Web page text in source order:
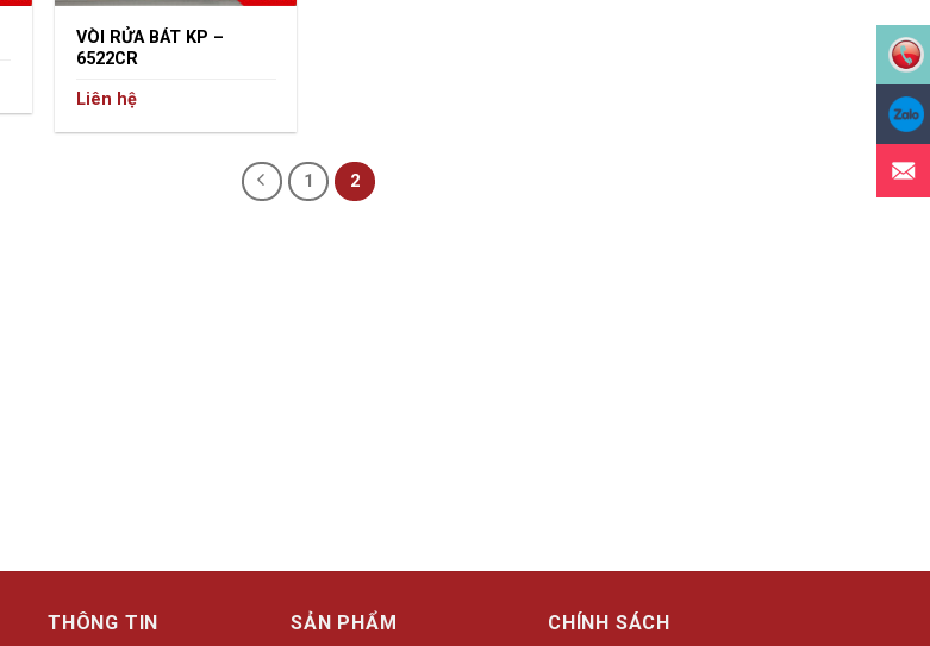
VÒI RỬA BÁT KP –
6522CR
Liên hệ
1 2
THÔNG TIN SẢN PHẨM CHÍNH SÁCH